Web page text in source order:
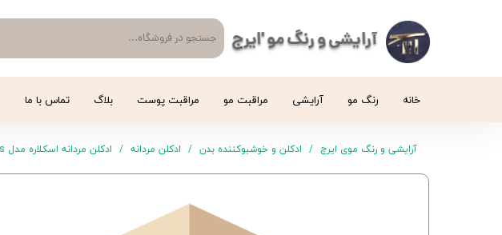
آرایشی و رنگ مو 'ایرج
خانه رنگ مو آرایشی مراقبت مو مراقبت پوست بلاگ تماس با ما
آرایشی و رنگ موی ایرج ادکلن و خوشبوکننده بدن ادکلن مردانه ادکلن مردانه اسکلاره مدل Hugo Boss